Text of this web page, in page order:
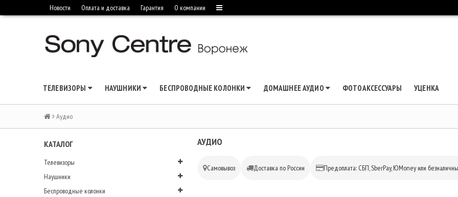
Новости Оплата и доставка Гарантия О компании
ТЕЛЕВИЗОРЫ НАУШНИКИ БЕСПРОВОДНЫЕ КОЛОНКИ ДОМАШНЕЕ АУДИО ФОТОАКСЕССУАРЫ УЦЕНКА
Аудио
КАТАЛОГ
Телевизоры
Наушники
Беспроводные колонки
АУДИО
Самовывоз Доставка по России Предоплата: СБП, SberPay, ЮMoney или